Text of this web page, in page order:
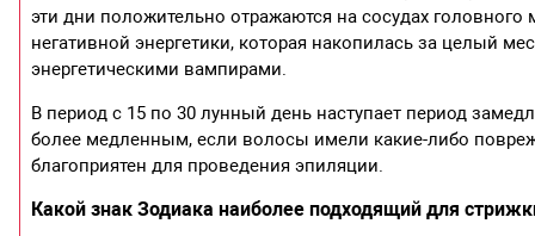
эти дни положительно отражаются на сосудах
негативной энергетики, которая накопилась за целый
энергетическими вампирами.
В период с 15 по 30 лунный день наступает период
более медленным, если волосы имели какие-либо
благоприятен для проведения эпиляции.
Какой знак Зодиака наиболее подходящий для